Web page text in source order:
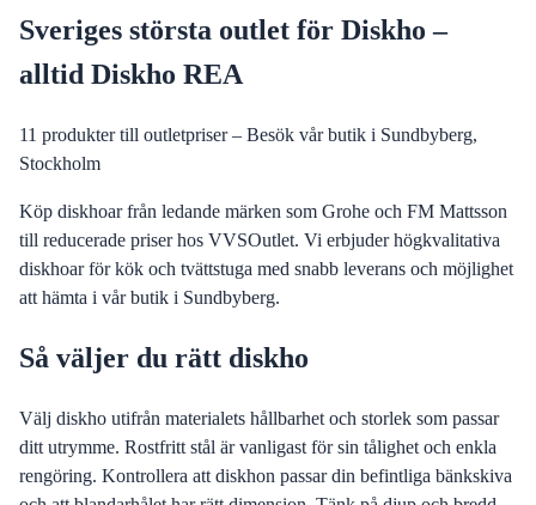
Sveriges största outlet för Diskho –
alltid Diskho REA
11 produkter till outletpriser – Besök vår butik i Sundbyberg,
Stockholm
Köp diskhoar från ledande märken som Grohe och FM Mattsson
till reducerade priser hos VVSOutlet. Vi erbjuder högkvalitativa
diskhoar för kök och tvättstuga med snabb leverans och möjlighet
att hämta i vår butik i Sundbyberg.
Så väljer du rätt diskho
Välj diskho utifrån materialets hållbarhet och storlek som passar
ditt utrymme. Rostfritt stål är vanligast för sin tålighet och enkla
rengöring. Kontrollera att diskhon passar din befintliga bänkskiva